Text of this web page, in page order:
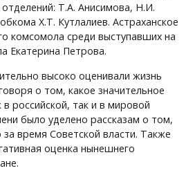
Т.А. Анисимова, Н.И.
Х.Т. Кутлалиев. Астраханское
комсомола среди выступавших на
Екатерина Петрова.
высоко оценивали жизнь
о том, какое значительное
в российской, так и в мировой
было уделено рассказам о том,
время Советской власти. Также
оценка нынешнего